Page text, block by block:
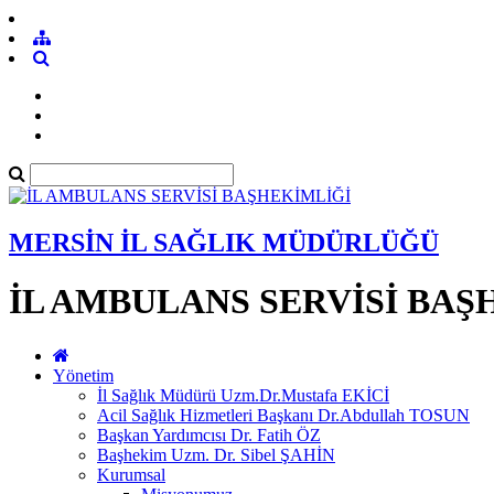
MERSİN İL SAĞLIK MÜDÜRLÜĞÜ
İL AMBULANS SERVİSİ
Yönetim
İl Sağlık Müdürü Uzm.Dr.Mustafa EKİCİ
Acil Sağlık Hizmetleri Başkanı Dr.Abdullah TOSUN
Başkan Yardımcısı Dr. Fatih ÖZ
Başhekim Uzm. Dr. Sibel ŞAHİN
Kurumsal